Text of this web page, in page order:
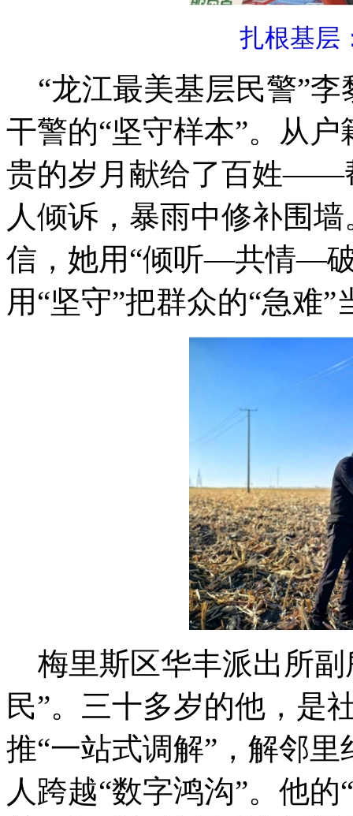
扎根基层
“龙江最美基层民警”李
干警的“坚守样本”。从
贵的岁月献给了百姓——
人倾诉，暴雨中修补围
信，她用“倾听—共情—
用“坚守”把群众的“急难
梅里斯区华丰派出所副
民”。三十多岁的他，是
推“一站式调解”，解邻
人跨越“数字鸿沟”。他